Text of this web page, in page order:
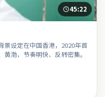
45:22
景设定在中国香港，2020年首
渤，节奏明快、反转密集。